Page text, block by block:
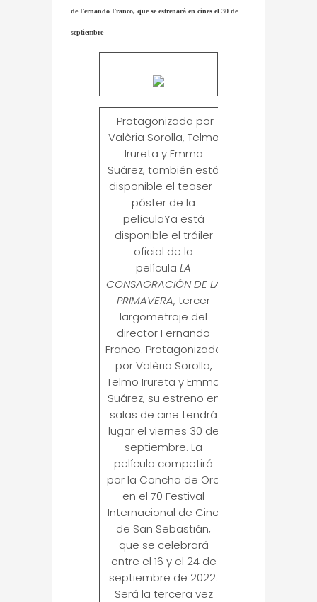
de Fernando Franco, que se estrenará en cines el 30 de
septiembre
Protagonizada por
Valèria Sorolla, Telmo
Irureta y Emma
Suárez, también está
disponible el teaser-
póster de la
películaYa está
disponible el tráiler
oficial de la
película LA
CONSAGRACIÓN DE LA
PRIMAVERA, tercer
largometraje del
director Fernando
Franco. Protagonizada
por Valèria Sorolla,
Telmo Irureta y Emma
Suárez, su estreno en
salas de cine tendrá
lugar el viernes 30 de
septiembre. La
película competirá
por la Concha de Oro
en el 70 Festival
Internacional de Cine
de San Sebastián,
que se celebrará
entre el 16 y el 24 de
septiembre de 2022.
Será la tercera vez